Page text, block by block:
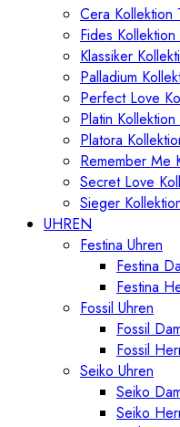
Cera Kollektion
Fides
Klassiker
Palladium
Perfect Love
Platin
Platora
Remember Me
Secret Love
Sieger
UHREN
Festina Uhren
Festina
Festina
Fossil Uhren
Fossil
Fossil
Seiko Uhren
Seiko
Seiko